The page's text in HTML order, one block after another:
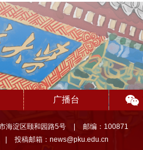
广播台
海淀区颐和园路5号
邮编：100871
投稿邮箱：news@pku.edu.cn